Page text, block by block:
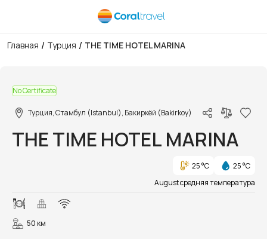
Главная / Турция / THE TIME HOTEL MARINA
No Certificate
Турция, Стамбул (Istanbul), Бакиркёй (Bakirkoy)
THE TIME HOTEL MARINA
25 °C
25 °C
August средняя температура
50 км